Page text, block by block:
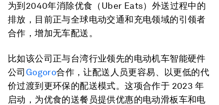
为到2040年消除优食（Uber Eats）外送过程中的
排放，目前正与全球电动交通和充电领域的引领者
合作，增加无车配送。
比如该公司正与台湾行业领先的电动机车智能硬件
公司 Gogoro合作，让配送人员更容易、以更低的代
价过渡到更环保的配送模式。这项合作于 2023 年
启动，为优食的送餐员提供优惠的电动滑板车和电